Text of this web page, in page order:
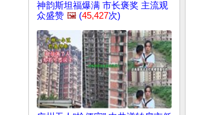
神韵斯坦福爆满 市长褒奖 主流观
众盛赞 🖼️ (45,427次)